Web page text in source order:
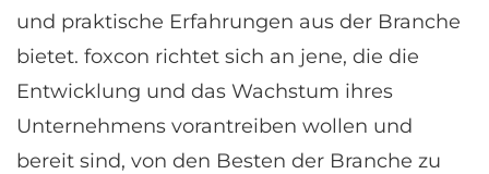
und praktische Erfahrungen aus der Branche
bietet. foxcon richtet sich an jene, die die
Entwicklung und das Wachstum ihres
Unternehmens vorantreiben wollen und
bereit sind, von den Besten der Branche zu